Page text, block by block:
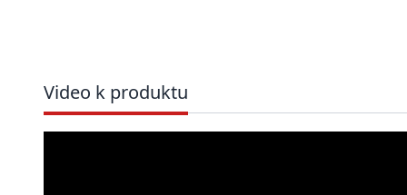
Video k produktu